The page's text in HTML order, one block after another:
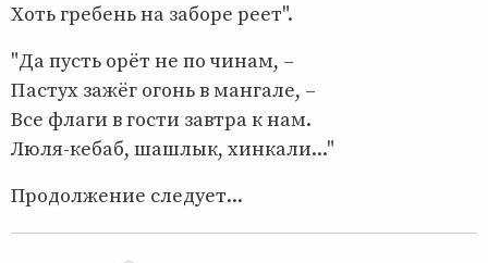
Хоть гребень на заборе реет".
"Да пусть орёт не по чинам, –
Пастух зажёг огонь в мангале, –
Все флаги в гости завтра к нам.
Люля-кебаб, шашлык, хинкали..."
Продолжение следует...